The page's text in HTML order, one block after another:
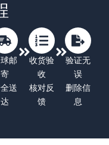
邮
寄
送
达
收货验
收
核对反
馈
验证无
误
删除信
息